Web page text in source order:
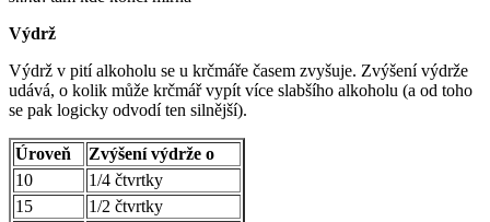
Výdrž
Výdrž v pití alkoholu se u krčmáře časem zvyšuje. Zvýšení výdrže
udává, o kolik může krčmář vypít více slabšího alkoholu (a od toho
se pak logicky odvodí ten silnější).
Úroveň
Zvýšení výdrže o
10
1/4 čtvrtky
15
1/2 čtvrtky